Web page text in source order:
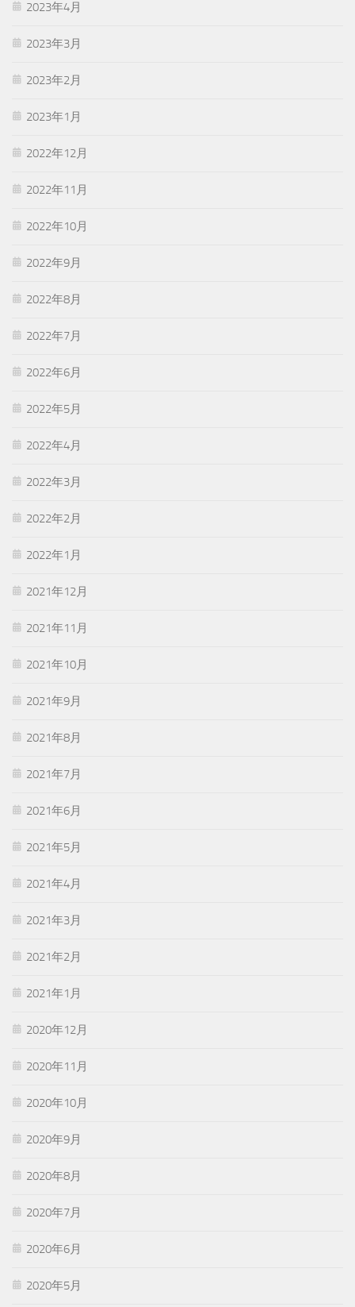
2023年4月
2023年3月
2023年2月
2023年1月
2022年12月
2022年11月
2022年10月
2022年9月
2022年8月
2022年7月
2022年6月
2022年5月
2022年4月
2022年3月
2022年2月
2022年1月
2021年12月
2021年11月
2021年10月
2021年9月
2021年8月
2021年7月
2021年6月
2021年5月
2021年4月
2021年3月
2021年2月
2021年1月
2020年12月
2020年11月
2020年10月
2020年9月
2020年8月
2020年7月
2020年6月
2020年5月